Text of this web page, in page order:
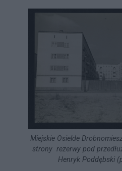
Miejskie Osielde
strony rezerwy pod
Henryk Poddębski